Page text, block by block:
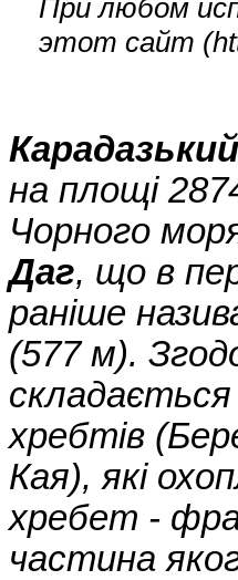
При любом
этот сайт (
на площі
Чорного
Даг, що в
раніше
(577 м).
складається
хребтів
Кая), які
хребет -
частина